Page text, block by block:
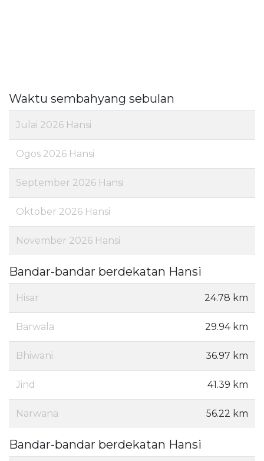
Waktu sembahyang sebulan
Julai 2026 Hansi
Ogos 2026 Hansi
September 2026 Hansi
Oktober 2026 Hansi
November 2026 Hansi
Bandar-bandar berdekatan Hansi
Hisar 24.78 km
Barwala 29.94 km
Bhiwani 36.97 km
Jind 41.39 km
Narwana 56.22 km
Bandar-bandar berdekatan Hansi